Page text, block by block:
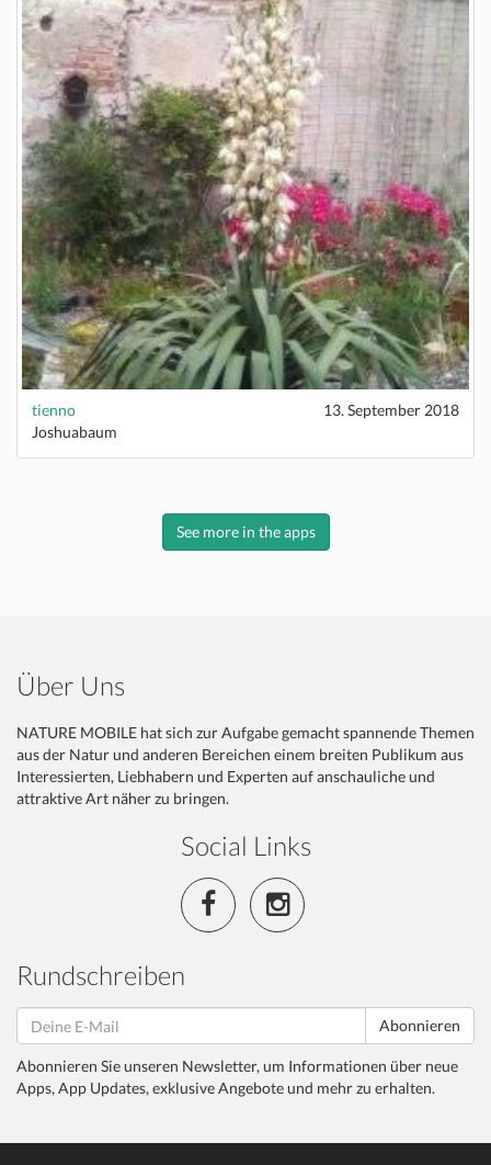
tienno
13. September 2018
Joshuabaum
See more in the apps
Über Uns
NATURE MOBILE hat sich zur Aufgabe gemacht spannende Themen
aus der Natur und anderen Bereichen einem breiten Publikum aus
Interessierten, Liebhabern und Experten auf anschauliche und
attraktive Art näher zu bringen.
Social Links
Rundschreiben
Abonnieren
Abonnieren Sie unseren Newsletter, um Informationen über neue
Apps, App Updates, exklusive Angebote und mehr zu erhalten.